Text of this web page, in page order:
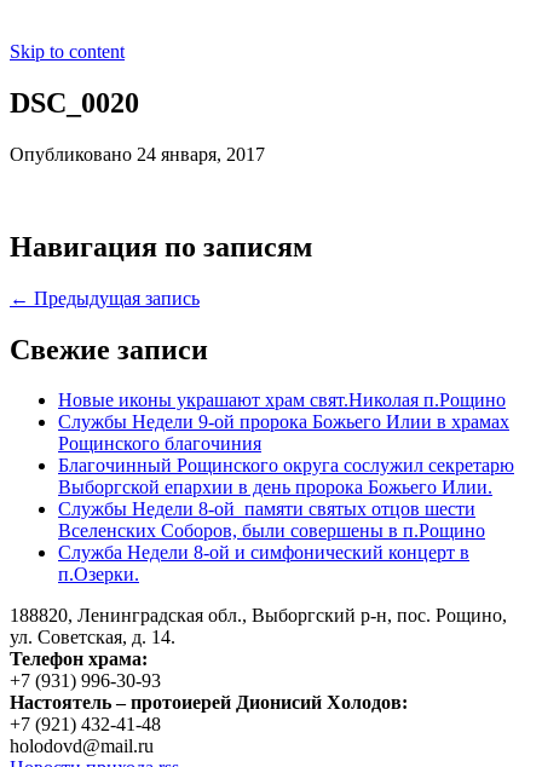
Skip to content
DSC_0020
Опубликовано 24 января, 2017
Навигация по записям
← Предыдущая запись
Свежие записи
Новые иконы украшают храм свят.Николая п.Рощино
Службы Недели 9-ой пророка Божьего Илии в храмах
Рощинского благочиния
Благочинный Рощинского округа сослужил секретарю
Выборгской епархии в день пророка Божьего Илии.
Службы Недели 8-ой памяти святых отцов шести
Вселенских Соборов, были совершены в п.Рощино
Служба Недели 8-ой и симфонический концерт в
п.Озерки.
188820, Ленинградская обл., Выборгский р-н, пос. Рощино,
ул. Советская, д. 14.
Телефон храма:
+7 (931) 996-30-93
Настоятель – протоиерей Дионисий Холодов:
+7 (921) 432-41-48
holodovd@mail.ru